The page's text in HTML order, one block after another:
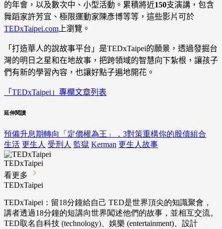
的年會，以及數次中、小型活動。累積將近150支演講，包含
舞蹈家許芳宜、極限運動家陳彥博等等，這些影片可於
TEDxTaipei.com上瀏覽。
「打造華人的說故事平台」是TEDxTaipei的願景，透過發掘台
灣的明日之星和在地故事，把跨領域的智慧向下紮根，讓孩子
們有新的學習內容，也讓好點子遍地開花。
「TEDxTaipei」專欄文章列表
延伸閱讀
預備升息期轉向「定價權為王」，3對策重構你的股債組合
生活 更生人 受刑人 監獄 Kerman 更生人故事
TEDxTaipei
看更多
TEDxTaipei
TEDxTaipei：留18分鐘給自己 TED是世界頂尖的知識聚會，
講者透過18分鐘的短講向世界闖述他們的故事，並相互交流。
TED取名自科技 (technology)、娛樂 (entertainment)、設計